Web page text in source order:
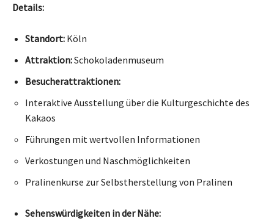
Details:
Standort: Köln
Attraktion:Schokoladenmuseum
Besucherattraktionen:
Interaktive Ausstellung über die Kulturgeschichte des
Kakaos
Führungen mit wertvollen Informationen
Verkostungen und Naschmöglichkeiten
Pralinenkurse zur Selbstherstellung von Pralinen
Sehenswürdigkeiten in der Nähe: